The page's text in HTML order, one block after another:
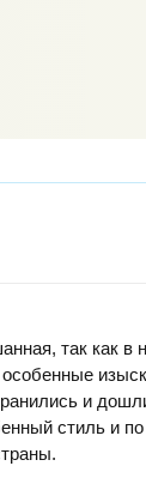
так как
и
стиль и